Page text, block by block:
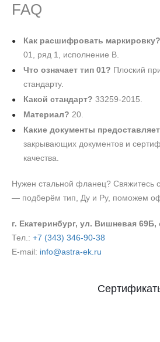
FAQ
Как расшифровать маркировку?
01, ряд 1, исполнение В.
Что означает тип 01? Плоский
стандарту.
Какой стандарт? 33259-2015.
Материал? 20.
Какие документы
закрывающих документов и
качества.
Нужен стальной фланец? Свяжитесь
— подберём тип, Ду и Ру, поможем
г. Екатеринбург, ул. Вишневая
Тел.: +7 (343) 346-90-38
E-mail: info@astra-ek.ru